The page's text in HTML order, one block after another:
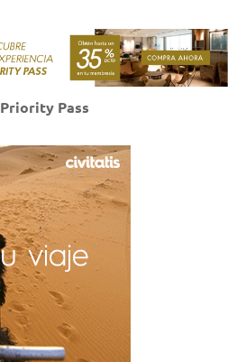
Priority Pass